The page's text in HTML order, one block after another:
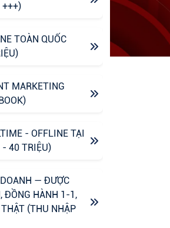
+++)
TOÀN QUỐC
MARKETING
- OFFLINE TẠI
- 40 TRIỆU)
— ĐƯỢC
ĐỒNG HÀNH 1-1,
(THU NHẬP